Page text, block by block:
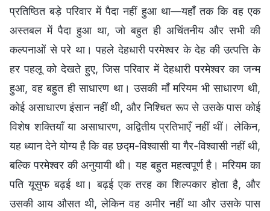
प्रतिष्ठित बड़े परिवार में पैदा नहीं हुआ था—यहाँ तक कि वह एक
अस्तबल में पैदा हुआ था, जो बहुत ही अचिंतनीय और सभी की
कल्पनाओं से परे था। पहले देहधारी परमेश्वर के देह की उत्पत्ति के
हर पहलू को देखते हुए, जिस परिवार में देहधारी परमेश्वर का जन्म
हुआ, वह बहुत ही साधारण था। उसकी माँ मरियम भी साधारण थी,
कोई असाधारण इंसान नहीं थी, और निश्चित रूप से उसके पास कोई
विशेष शक्तियाँ या असाधारण, अद्वितीय प्रतिभाएँ नहीं थीं। लेकिन,
यह ध्यान देने योग्य है कि वह छद्म-विश्वासी या गैर-विश्वासी नहीं थी,
बल्कि परमेश्वर की अनुयायी थी। यह बहुत महत्वपूर्ण है। मरियम का
पति यूसुफ बढ़ई था। बढ़ई एक तरह का शिल्पकार होता है, और
उसकी आय औसत थी, लेकिन वह अमीर नहीं था और उसके पास